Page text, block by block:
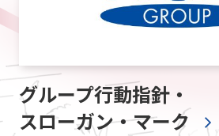
グループ行動指針・
スローガン・マーク